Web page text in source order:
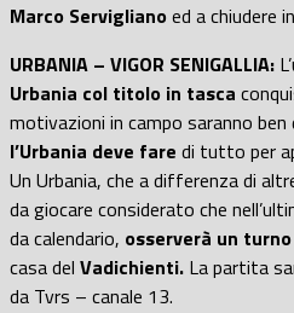
Marco Serviglianoed a chiudere
URBANIA – VIGOR SENIGALLIA:
Urbania col titolo in tasca
motivazioni in campo saranno ben
l’Urbania deve fare di tutto per
Un Urbania, che a differenza di
da giocare considerato che
da calendario, osserverà un
casa del Vadichienti. La partita
da Tvrs – canale 13.